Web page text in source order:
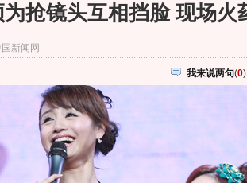
抢镜头互相挡脸 现场火
新闻网
我来说两句(0)